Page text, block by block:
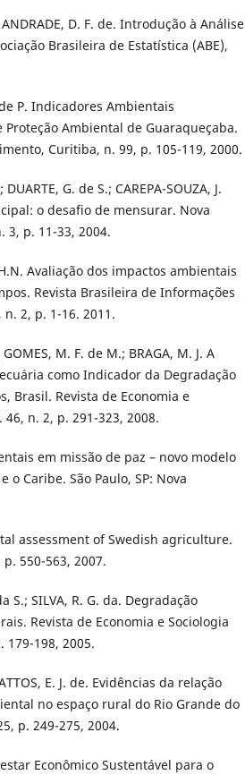
D. F. de. Introdução à Análise
Brasileira de Estatística (ABE),
de P. Indicadores Ambientais
Ambiental de Guaraqueçaba.
Curitiba, n. 99, p. 105-119, 2000.
G. de S.; CAREPA-SOUZA, J.
o desafio de mensurar. Nova
3, p. 11-33, 2004.
H.N. Avaliação dos impactos ambientais
Revista Brasileira de Informações
2, p. 1-16. 2011.
M. F. de M.; BRAGA, M. J. A
como Indicador da Degradação
Brasil. Revista de Economia e
n. 2, p. 291-323, 2008.
em missão de paz – novo modelo
o Caribe. São Paulo, SP: Nova
assessment of Swedish agriculture.
550-563, 2007.
S.; SILVA, R. G. da. Degradação
Revista de Economia e Sociologia
179-198, 2005.
E. J. de. Evidências da relação
no espaço rural do Rio Grande do
p. 249-275, 2004.
Econômico Sustentável para o